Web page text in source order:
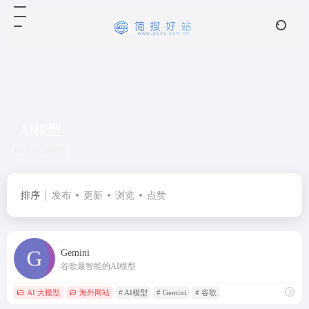
排序 发布 更新 浏览 点赞
Gemini
谷歌最智能的AI模型
AI 大模型 海外网站 # AI模型 # Gemini # 谷歌